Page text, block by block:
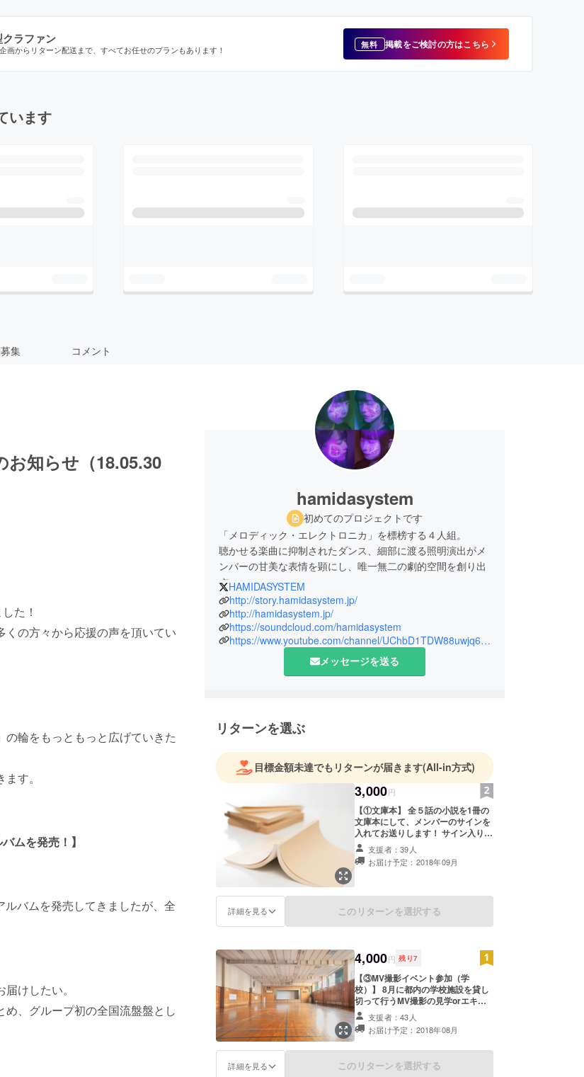
ラファン
画からリターン配送まで、すべてお任せのプランもあります！ 無料 掲載をご検討の方はこちら
います
集 コメント
知らせ（18.05.30
た！
くの方々から応援の声を頂いてい
」の輪をもっともっと広げていきた
す。
ムを発売！】
バムを発売してきましたが、全
けしたい。
、グループ初の全国流盤盤とし
hamidasystem
初めてのプロジェクトです
「メロディック・エレクトロニカ」を標榜する４人組。
聴かせる楽曲に抑制されたダンス、細部に渡る照明演出がメ
ンバーの甘美な表情を顕にし、唯一無二の劇的空間を創り出
す。
毎月の定期公演でその場でリリースする「焼き立てライブ
CD」や「入場料マイナス100円ワンマン」等の企画で周囲を
ざわつかせる中、2018年9月29日に東京キネマ倶楽部でワン
HAMIDASYSTEM
http://story.hamidasystem.jp/
http://hamidasystem.jp/
https://soundcloud.com/hamidasystem
https://www.youtube.com/channel/UChbD1TDW88uwjq6_G0eRAzA
メッセージを送る
リターンを選ぶ
目標金額未達でもリターンが届きます(All-in方式)
3,000円
【①文庫本】 全５話の小説を1冊の
文庫本にして、メンバーのサインを
入れてお送りします！ サイン入り文
庫本 ＋サンクスメール ※サインはメ
ンバー指定が可能です。備考欄にご
記入ください。ご指定がない場合は
支援者：39人
お届け予定：2018年09月
詳細を見る このリターンを選択する
4,000円 残り7
【③MV撮影イベント参加（学
校）】 8月に都内の学校施設を貸し
切って行うMV撮影の見学orエキス
トラ出演イベントに参加できます！
MV撮影イベント参加 ＋サンクス
メール（当日の集合写真付き） ＋
等の詳細はご支援下さった方のみに
支援者：43人
お届け予定：2018年08月
詳細を見る このリターンを選択する